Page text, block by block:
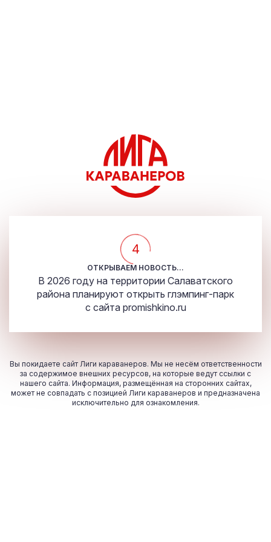
4
ОТКРЫВАЕМ НОВОСТЬ...
В 2026 году на территории Салаватского
района планируют открыть глэмпинг-парк
с сайта promishkino.ru
Вы покидаете сайт Лиги караванеров. Мы не несём ответственности
за содержимое внешних ресурсов, на которые ведут ссылки с
нашего сайта. Информация, размещённая на сторонних сайтах,
может не совпадать с позицией Лиги караванеров и предназначена
исключительно для ознакомления.